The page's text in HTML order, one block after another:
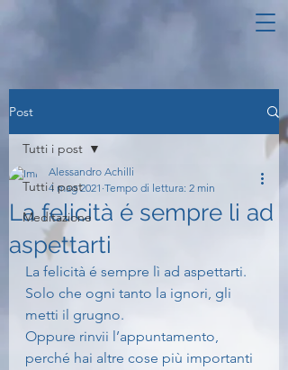
Post
Tutti i post
Meditazione
Tutti i post
La felicità é sempre li ad
aspettarti
Alessandro Achilli
4 mag 2021 Tempo di lettura: 2 min
La felicità é sempre lì ad aspettarti.
Solo che ogni tanto la ignori, gli
metti il grugno.
Oppure rinvii l’appuntamento,
perché hai altre cose più importanti